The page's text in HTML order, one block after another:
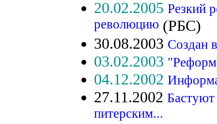
20.02.2005 Резкий
революцию (РБС)
30.08.2003 Создан
03.02.2003
04.12.2002
27.11.2002
питерским...